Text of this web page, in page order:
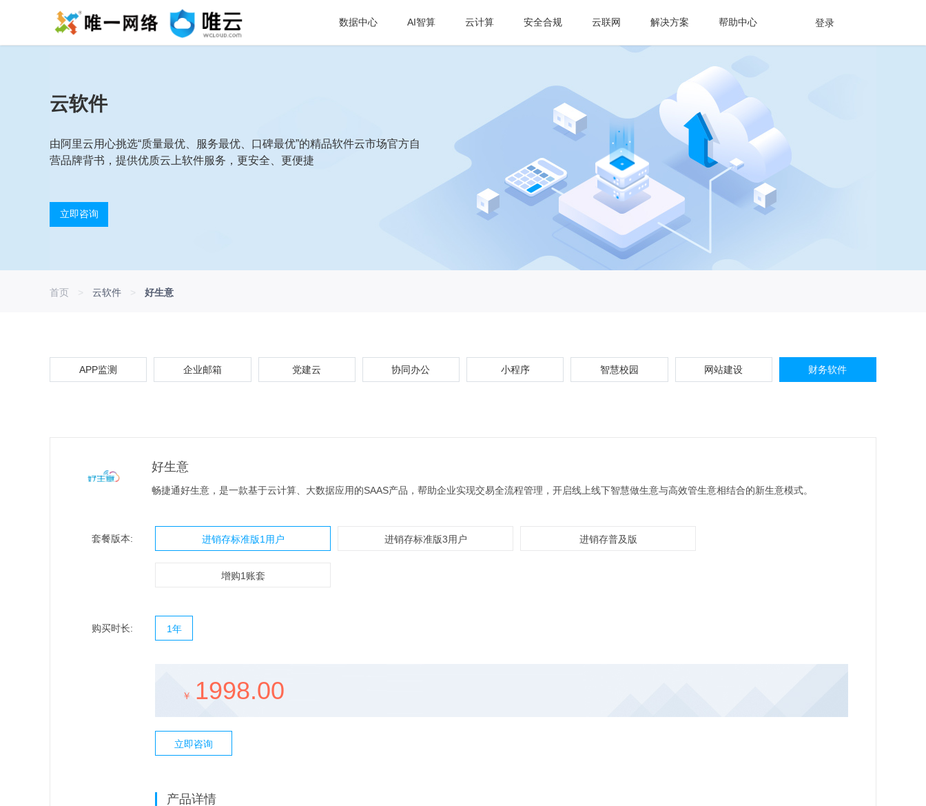
数据中心 AI智算 云计算 安全合规 云联网 解决方案 帮助中心 登录
云软件
由阿里云用心挑选“质量最优、服务最优、口碑最优”的精品软件云市场官方自
营品牌背书，提供优质云上软件服务，更安全、更便捷
立即咨询
首页 > 云软件 > 好生意
APP监测 企业邮箱 党建云 协同办公 小程序 智慧校园 网站建设 财务软件
好生意
畅捷通好生意，是一款基于云计算、大数据应用的SAAS产品，帮助企业实现交易全流程管理，开启线上线下智慧做生意与高效管生意相结合的新生意模式。
套餐版本: 进销存标准版1用户 进销存标准版3用户 进销存普及版
增购1账套
购买时长: 1年
￥ 1998.00
立即咨询
产品详情